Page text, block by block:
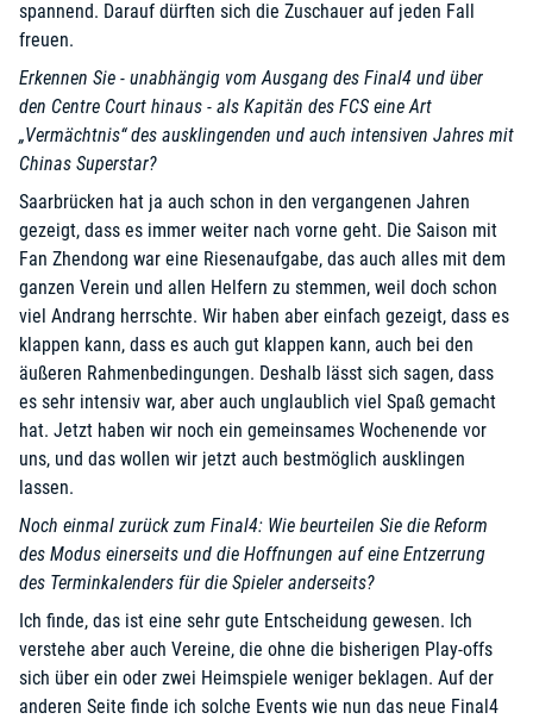
spannend. Darauf dürften sich die Zuschauer auf jeden Fall
freuen.
Erkennen Sie - unabhängig vom Ausgang des Final4 und über
den Centre Court hinaus - als Kapitän des FCS eine Art
„Vermächtnis“ des ausklingenden und auch intensiven Jahres mit
Chinas Superstar?
Saarbrücken hat ja auch schon in den vergangenen Jahren
gezeigt, dass es immer weiter nach vorne geht. Die Saison mit
Fan Zhendong war eine Riesenaufgabe, das auch alles mit dem
ganzen Verein und allen Helfern zu stemmen, weil doch schon
viel Andrang herrschte. Wir haben aber einfach gezeigt, dass es
klappen kann, dass es auch gut klappen kann, auch bei den
äußeren Rahmenbedingungen. Deshalb lässt sich sagen, dass
es sehr intensiv war, aber auch unglaublich viel Spaß gemacht
hat. Jetzt haben wir noch ein gemeinsames Wochenende vor
uns, und das wollen wir jetzt auch bestmöglich ausklingen
lassen.
Noch einmal zurück zum Final4: Wie beurteilen Sie die Reform
des Modus einerseits und die Hoffnungen auf eine Entzerrung
des Terminkalenders für die Spieler anderseits?
Ich finde, das ist eine sehr gute Entscheidung gewesen. Ich
verstehe aber auch Vereine, die ohne die bisherigen Play-offs
sich über ein oder zwei Heimspiele weniger beklagen. Auf der
anderen Seite finde ich solche Events wie nun das neue Final4